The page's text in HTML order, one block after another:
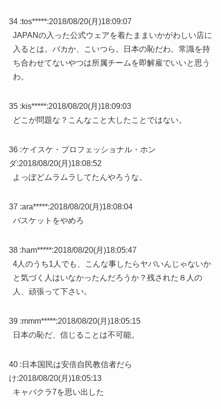
34 :tos*****:2018/08/20(月)18:09:07
JAPANの入った公式ウェアを着たままいかがわしい店に
入るとは。バカか、こいつら。日本の恥だわ。常識を持
ち合わせてないやつは所属チームを即解雇でいいと思う
わ。
35 :kis*****:2018/08/20(月)18:09:03
どこが問題な？こんなこと大したことではない。
36 :ケイスケ・プロフェッショナル・ホン
ダ:2018/08/20(月)18:08:52
よっぽどムラムラしてたんやろうな。
37 :ara*****:2018/08/20(月)18:08:04
バスケットをやめろ
38 :ham*****:2018/08/20(月)18:05:47
4人のうち1人でも、こんな事したらヤバいんじゃないか
と気づく人はいなかったんだろうか？残された８人の
人、頑張って下さい。
39 :mmm*****:2018/08/20(月)18:05:15
日本の恥だ、信じることは不可能。
40 : 日本国民は安倍自民教信者だら
け:2018/08/20(月)18:05:13
キャバクラ7を思い出した